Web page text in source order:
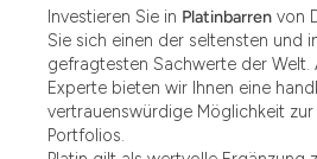
Investieren Sie in Platinbarren von
Sie sich einen der seltensten und
gefragtesten Sachwerte der Welt.
Experte bieten wir Ihnen eine
vertrauenswürdige Möglichkeit
Portfolios.